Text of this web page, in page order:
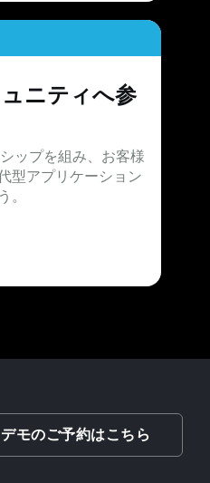
ニティへ参
ップを組み、お客様
型アプリケーション
。
デモのご予約はこちら